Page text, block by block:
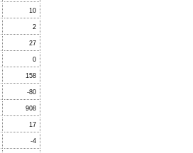
10
2
27
0
158
-80
908
17
-4